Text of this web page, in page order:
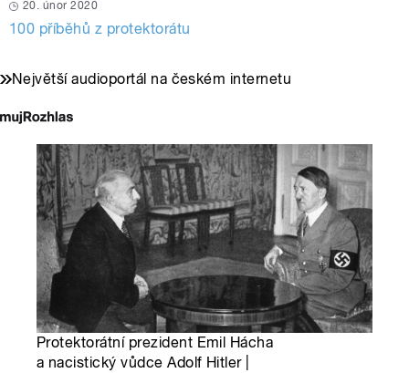
20. únor 2020
100 příběhů z protektorátu
Největší audioportál na českém internetu
Protektorátní prezident Emil Hácha
a nacistický vůdce Adolf Hitler |